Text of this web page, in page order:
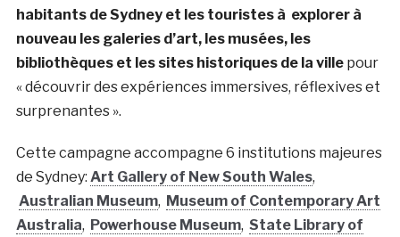
habitants de Sydney et les touristes à explorer à
nouveau les galeries d’art, les musées, les
bibliothèques et les sites historiques de la villepour
« découvrir des expériences immersives, réflexives et
surprenantes ».
Cette campagne accompagne 6 institutions majeures
de Sydney: Art Gallery of New South Wales,
Australian Museum, Museum of Contemporary Art
Australia, Powerhouse Museum, State Library of